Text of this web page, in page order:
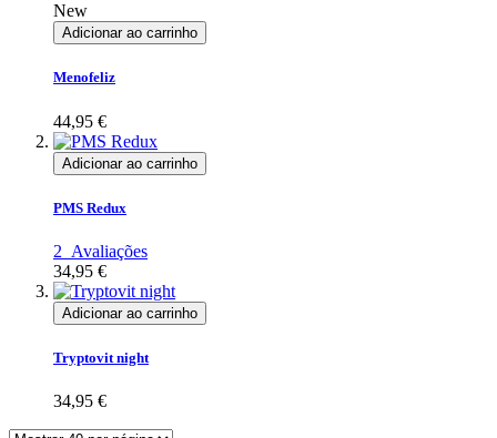
New
Adicionar ao carrinho
Menofeliz
44,95 €
Adicionar ao carrinho
PMS Redux
2 Avaliações
34,95 €
Adicionar ao carrinho
Tryptovit night
34,95 €